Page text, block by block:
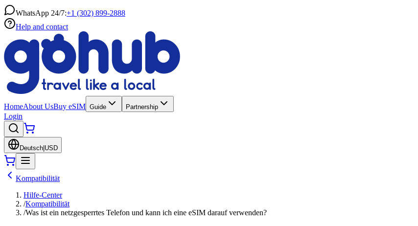
WhatsApp 24/7:+1 (302) 899-2888
Help and contact
HomeAbout UsBuy eSIM Guide Partnership
Login
Deutsch USD
Kompatibilität
Hilfe-Center
/Kompatibilität
/Was ist ein netzgesperrtes Telefon und kann ich eine eSIM darauf verwenden?